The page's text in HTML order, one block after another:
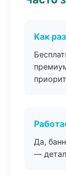
Как
Да,
—